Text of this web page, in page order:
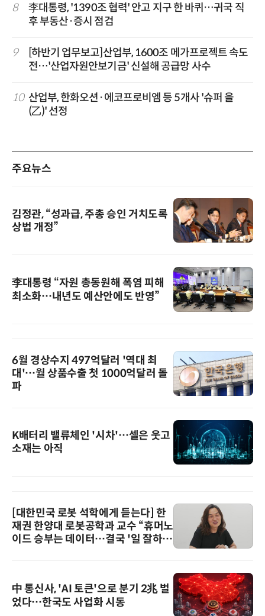
8
李대통령, '1390조 협력' 안고 지구 한 바퀴…귀국 직
후 부동산·증시 점검
9
[하반기 업무보고]산업부, 1600조 메가프로젝트 속도
전…'산업자원안보기금' 신설해 공급망 사수
10 산업부, 한화오션·에코프로비엠 등 5개사 '슈퍼 을
(乙)' 선정
주요뉴스
김정관, “성과급, 주총 승인 거치도록
상법 개정”
李대통령 “자원 총동원해 폭염 피해
최소화…내년도 예산안에도 반영”
6월 경상수지 497억달러 '역대 최
대'…월 상품수출 첫 1000억달러 돌
파
K배터리 밸류체인 '시차'…셀은 웃고
소재는 아직
[대한민국 로봇 석학에게 듣는다] 한
재권 한양대 로봇공학과 교수 “휴머노
이드 승부는 데이터…결국 '일 잘하는
中 통신사, 'AI 토큰'으로 분기 2兆 벌
었다…한국도 사업화 시동